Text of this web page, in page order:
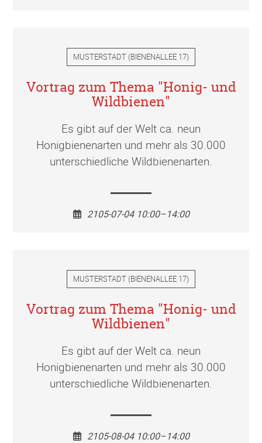
MUSTERSTADT (BIENENALLEE 17)
Vortrag zum Thema "Honig- und
Wildbienen"
Es gibt auf der Welt ca. neun
Honigbienenarten und mehr als 30.000
unterschiedliche Wildbienenarten.
2105-07-04 10:00–14:00
MUSTERSTADT (BIENENALLEE 17)
Vortrag zum Thema "Honig- und
Wildbienen"
Es gibt auf der Welt ca. neun
Honigbienenarten und mehr als 30.000
unterschiedliche Wildbienenarten.
2105-08-04 10:00–14:00